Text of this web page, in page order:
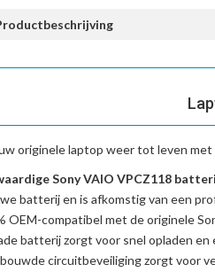
originele laptop weer tot leven met
Sony VAIO VPCZ118
batterij en is afkomstig van een
OEM-compatibel met deoriginele
batterij zorgt voor snel opladen
circuitbeveiliging zorgt voor